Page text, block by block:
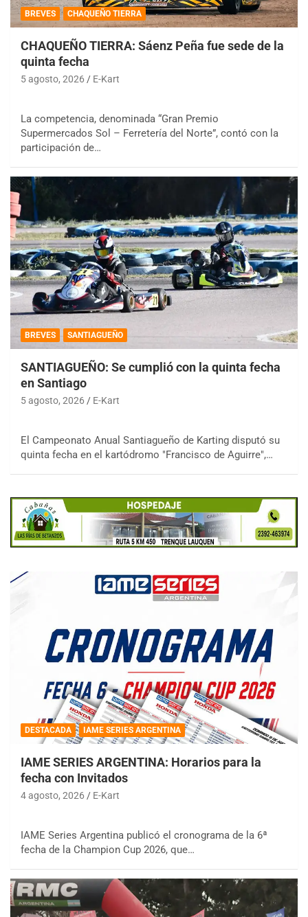
BREVES CHAQUEÑO TIERRA
CHAQUEÑO TIERRA: Sáenz Peña fue sede de la
quinta fecha
5 agosto, 2026 E-Kart
La competencia, denominada “Gran Premio
Supermercados Sol – Ferretería del Norte”, contó con la
participación de…
BREVES SANTIAGUEÑO
SANTIAGUEÑO: Se cumplió con la quinta fecha
en Santiago
5 agosto, 2026 E-Kart
El Campeonato Anual Santiagueño de Karting disputó su
quinta fecha en el kartódromo "Francisco de Aguirre",…
DESTACADA IAME SERIES ARGENTINA
IAME SERIES ARGENTINA: Horarios para la
fecha con Invitados
4 agosto, 2026 E-Kart
IAME Series Argentina publicó el cronograma de la 6ª
fecha de la Champion Cup 2026, que…